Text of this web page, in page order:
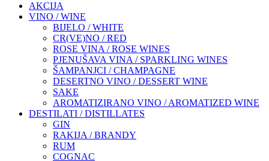
AKCIJA
VINO / WINE
BIJELO / WHITE
CR(VE)NO / RED
ROSE VINA / ROSE WINES
PJENUŠAVA VINA / SPARKLING WINES
ŠAMPANJCI / CHAMPAGNE
DESERTNO VINO / DESSERT WINE
SAKE
AROMATIZIRANO VINO / AROMATIZED WINE
DESTILATI / DISTILLATES
GIN
RAKIJA / BRANDY
RUM
COGNAC